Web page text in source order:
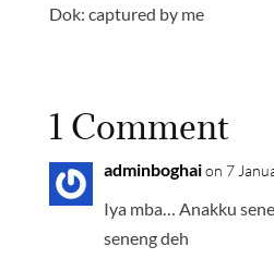
Dok: captured by me
1 Comment
adminboghaion 7
Iya mba… Anakku
seneng deh